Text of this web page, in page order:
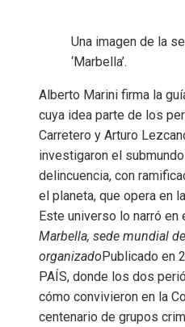
Una imagen de la
‘Marbella’.
Alberto Marini firma la
cuya idea parte de los
Carretero y Arturo
investigaron el
delincuencia, con
el planeta, que opera en
Este universo lo narró en
Marbella, sede mundial
organizado Publicado en
PAÍS, donde los dos
cómo convivieron en la
centenario de grupos